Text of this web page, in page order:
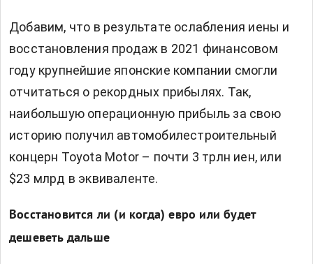
Добавим, что в результате ослабления иены и
восстановления продаж в 2021 финансовом
году крупнейшие японские компании смогли
отчитаться о рекордных прибылях. Так,
наибольшую операционную прибыль за свою
историю получил автомобилестроительный
концерн Toyota Motor – почти 3 трлн иен, или
$23 млрд в эквиваленте.
Восстановится ли (и когда) евро или будет
дешеветь дальше